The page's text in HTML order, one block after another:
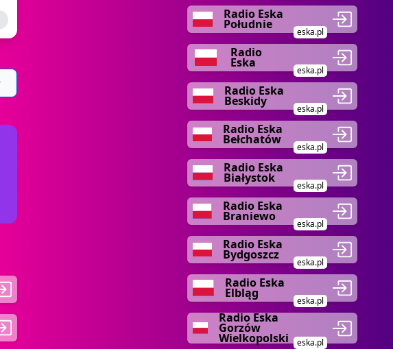
Radio Eska
Południe
eska.pl
Radio
Eska
eska.pl
Radio Eska
Beskidy
eska.pl
Radio Eska
Bełchatów
eska.pl
Radio Eska
Białystok
eska.pl
Radio Eska
Braniewo
eska.pl
Radio Eska
Bydgoszcz
eska.pl
Radio Eska
Elbląg
eska.pl
Radio Eska
Gorzów
Wielkopolski eska.pl